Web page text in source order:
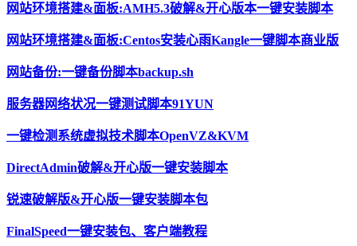
网站环境搭建&面板:AMH5.3破解&开心版本一键安装脚本
网站环境搭建&面板:Centos安装心雨Kangle一键脚本商业版
网站备份:一键备份脚本backup.sh
服务器网络状况一键测试脚本91YUN
一键检测系统虚拟技术脚本OpenVZ&KVM
DirectAdmin破解&开心版一键安装脚本
锐速破解版&开心版一键安装脚本包
FinalSpeed一键安装包、客户端教程